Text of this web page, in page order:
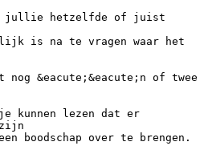
jullie hetzelfde of juist
is na te vragen waar het
nog &eacute;&eacute;n of twee
kunnen lezen dat er
boodschap over te brengen.